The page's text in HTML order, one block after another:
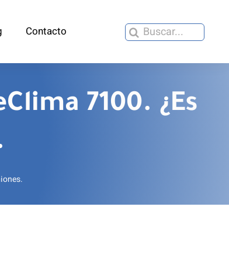
Contacto Buscar:
7100. ¿Es